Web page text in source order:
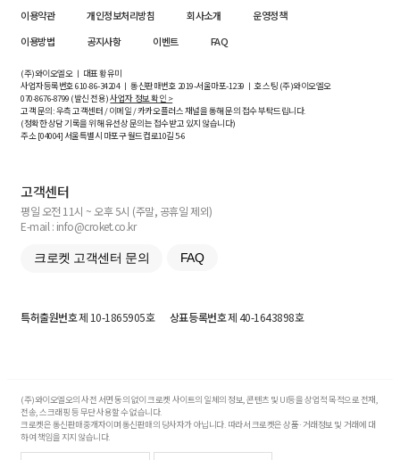
이용약관 개인정보처리방침 회사소개
운영정책
이용방법
공지사항 이벤트 FAQ
(주)와이오엘오 ㅣ 대표 황유미
사업자등록번호610-86-34204ㅣ 통신판매번호 2019-서울마포-1239 ㅣ 호스팅 (주)와이오엘오
070-8676-8799 (발신 전용)사업자 정보 확인 >
고객 문의: 우측 고객센터 / 이메일 / 카카오플러스 채널을 통해 문의 접수 부탁드립니다.
(정확한 상담 기록을 위해 유선상 문의는 접수받고 있지 않습니다)
주소 [04004] 서울특별시 마포구 월드컵로10길5-6
고객센터
평일 오전 11시 ~ 오후 5시 (주말, 공휴일 제외)
E-mail : info@croket.co.kr
크로켓 고객센터 문의 FAQ
특허출원번호제 10-1865905호 상표등록번호제 40-1643898호
(주)와이오엘오의 사전 서면 동의 없이 크로켓 사이트의 일체의 정보, 콘텐츠 및 UI등을 상업적 목적으로 전재,
전송, 스크래핑 등 무단 사용할 수 없습니다.
크로켓은 통신판매중개자이며 통신판매의 당사자가 아닙니다. 따라서 크로켓은 상품·거래정보 및 거래에 대
하여 책임을 지지 않습니다.